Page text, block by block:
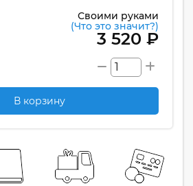
Своими руками
(Что это значит?)
3 520 ₽
В корзину